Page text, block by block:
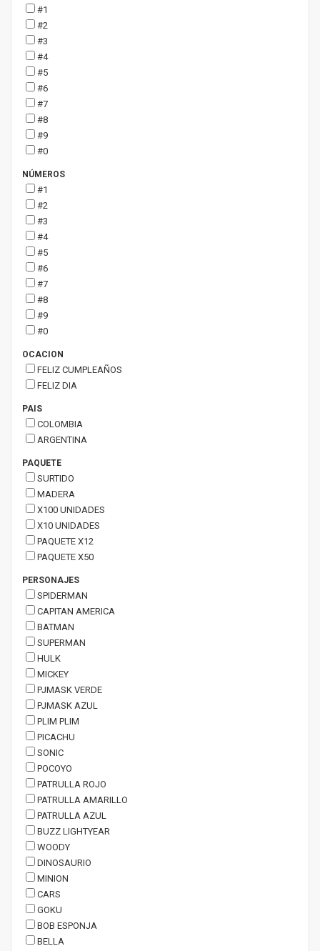
#1
#2
#3
#4
#5
#6
#7
#8
#9
#0
NÚMEROS
#1
#2
#3
#4
#5
#6
#7
#8
#9
#0
OCACION
FELIZ CUMPLEAÑOS
FELIZ DIA
PAIS
COLOMBIA
ARGENTINA
PAQUETE
SURTIDO
MADERA
X100 UNIDADES
X10 UNIDADES
PAQUETE X12
PAQUETE X50
PERSONAJES
SPIDERMAN
CAPITAN AMERICA
BATMAN
SUPERMAN
HULK
MICKEY
PJMASK VERDE
PJMASK AZUL
PLIM PLIM
PICACHU
SONIC
POCOYO
PATRULLA ROJO
PATRULLA AMARILLO
PATRULLA AZUL
BUZZ LIGHTYEAR
WOODY
DINOSAURIO
MINION
CARS
GOKU
BOB ESPONJA
BELLA